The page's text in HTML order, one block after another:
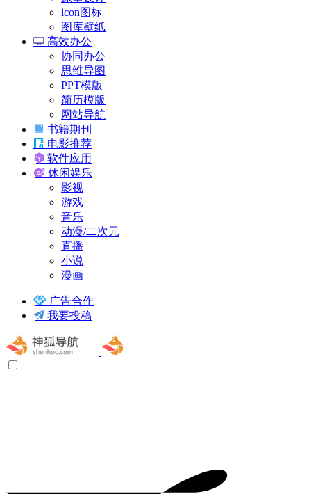
icon图标
图库壁纸
高效办公
协同办公
思维导图
PPT模版
简历模版
网站导航
书籍期刊
电影推荐
软件应用
休闲娱乐
影视
游戏
音乐
动漫/二次元
直播
小说
漫画
广告合作
我要投稿